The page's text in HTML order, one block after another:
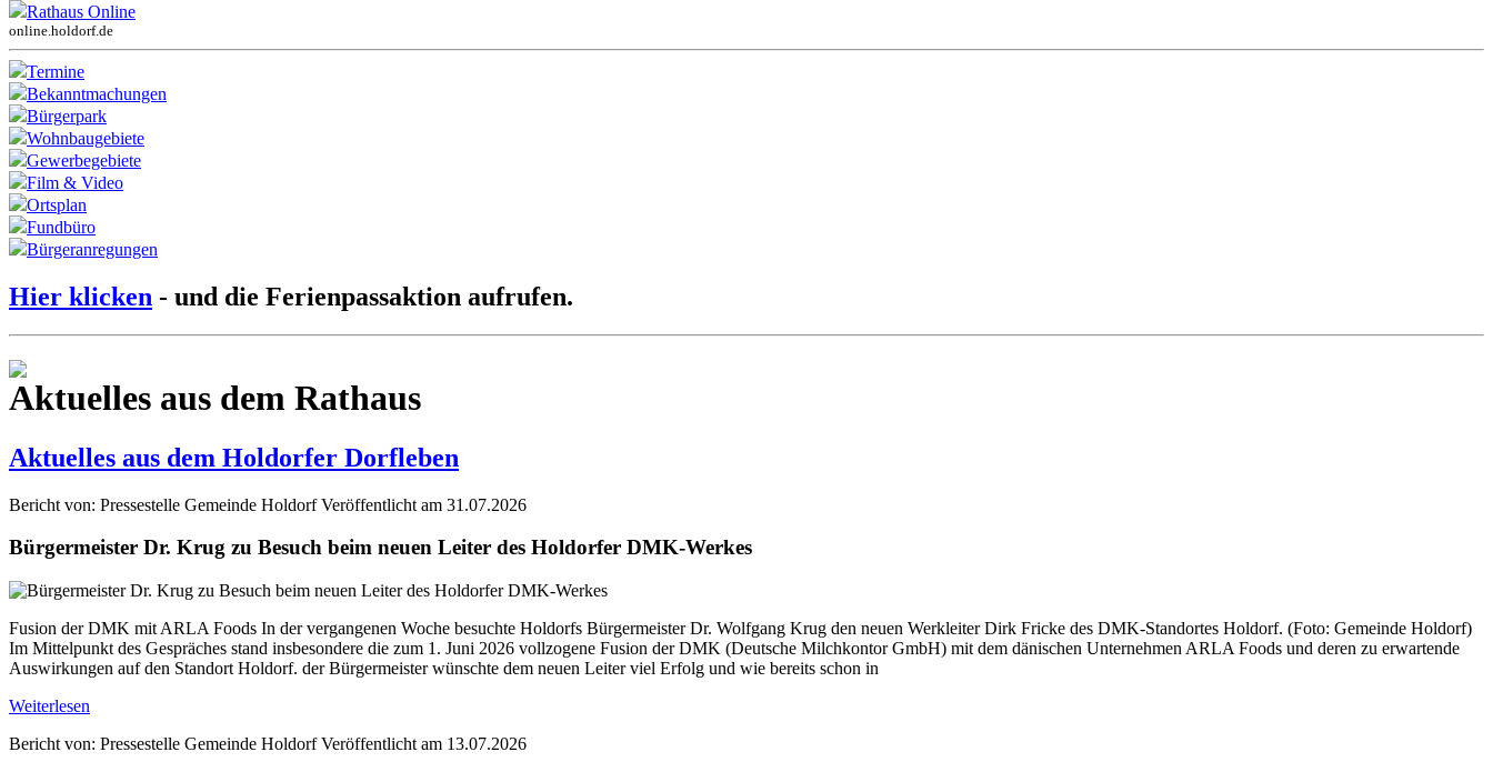
Rathaus Online
online.holdorf.de
Termine
Bekanntmachungen
Bürgerpark
Wohnbaugebiete
Gewerbegebiete
Film & Video
Ortsplan
Fundbüro
Bürgeranregungen
Hier klicken - und die Ferienpassaktion aufrufen.
Aktuelles aus dem Rathaus
Aktuelles aus dem Holdorfer Dorfleben
Bericht von: Pressestelle Gemeinde Holdorf Veröffentlicht am 31.07.2026
Bürgermeister Dr. Krug zu Besuch beim neuen Leiter des Holdorfer DMK-Werkes
Fusion der DMK mit ARLA Foods In der vergangenen Woche besuchte Holdorfs Bürgermeister Dr. Wolfgang Krug den neuen Werkleiter Dirk Fricke des DMK-Standortes Holdorf. (Foto: Gemeinde Holdorf)
Im Mittelpunkt des Gespräches stand insbesondere die zum 1. Juni 2026 vollzogene Fusion der DMK (Deutsche Milchkontor GmbH) mit dem dänischen Unternehmen ARLA Foods und deren zu erwartende
Auswirkungen auf den Standort Holdorf. der Bürgermeister wünschte dem neuen Leiter viel Erfolg und wie bereits schon in
Weiterlesen
Bericht von: Pressestelle Gemeinde Holdorf Veröffentlicht am 13.07.2026